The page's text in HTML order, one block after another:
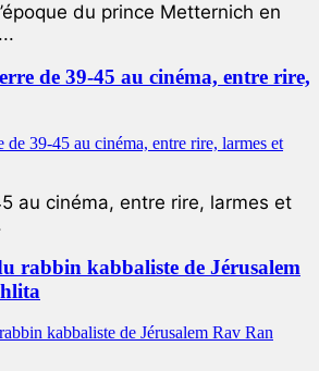
du prince Metternich en
de 39-45 au cinéma, entre rire,
au cinéma, entre rire, larmes et
rabbin kabbaliste de Jérusalem